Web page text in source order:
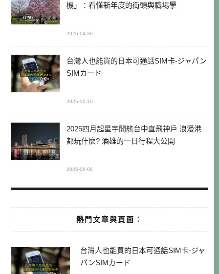
機」：看懂新年度的街頭與職場學
2026-04-30
台灣人也能買的日本可通話SIM卡-ジャパン
SIMカード
2025-12-10
2025四月起星宇開航台中直飛神戶 浪漫港
都玩什麼? 酒雄的一日行程大公開
2025-06-08
熱門文章與頁面︰
台灣人也能買的日本可通話SIM卡-ジャ
パンSIMカード